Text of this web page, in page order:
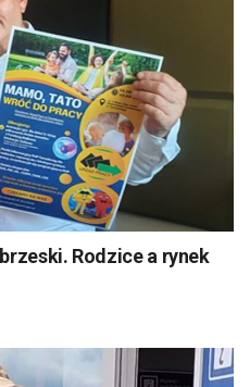
Rodzice a rynek